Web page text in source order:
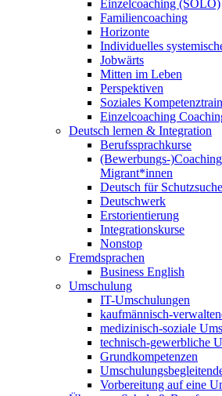
Einzelcoaching (SOLO)
Familiencoaching
Horizonte
Individuelles
Jobwärts
Mitten im Leben
Perspektiven
Soziales
Einzelcoaching
Deutsch lernen & Integration
Berufssprachkurse
(Bewerbungs-
Migrant*innen
Deutsch für
Deutschwerk
Erstorientierung
Integrationskurse
Nonstop
Fremdsprachen
Business English
Umschulung
IT-Umschulungen
kaufmännisch-
medizinisch-soziale
technisch-gewerbliche
Grundkompetenzen
Vorbereitung auf eine